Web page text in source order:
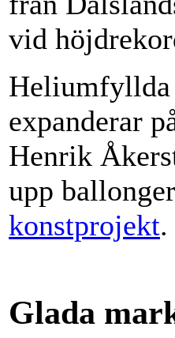
vid
Heliumfyllda
expanderar
Henrik
upp
konstprojekt.
Glada